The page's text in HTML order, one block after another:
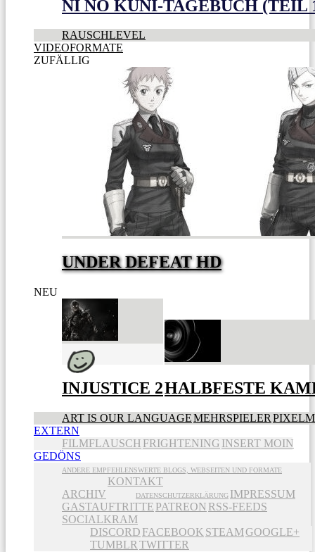
NI NO KUNI-TAGEBUCH (TEIL
RAUSCHLEVEL
VIDEOFORMATE
ZUFÄLLIG
UNDER DEFEAT HD
NEU
INJUSTICE 2HALBFESTE
ART IS OUR LANGUAGEMEHRSPIELER
EXTERN
FILMFLAUSCH FRIGHTENING INSERT MOIN
GEDÖNS
ANDERE EMPFEHLENSWERTE BLOGS, WEBSEITEN UND FORMATE
ARCHIV
KONTAKT
DATENSCHUTZERKLÄRUNG IMPRESSUM
GASTAUFTRITTE PATREON RSS-FEEDS
SOCIALKRAM
DISCORD FACEBOOK STEAMGOOGLE+
TUMBLR TWITTER